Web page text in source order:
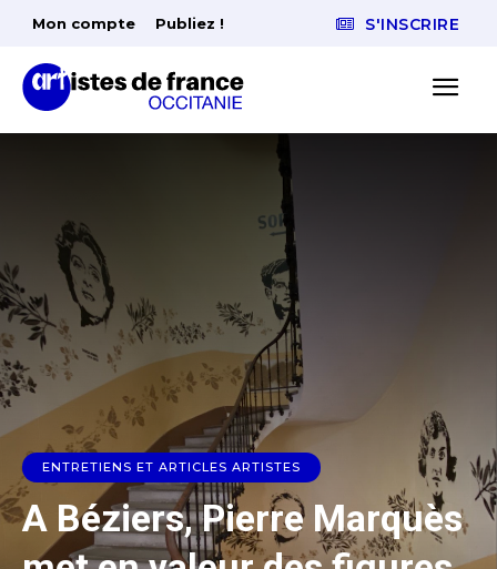
Mon compte Publiez ! S'INSCRIRE
ENTRETIENS ET ARTICLES ARTISTES
A Béziers, Pierre Marquès